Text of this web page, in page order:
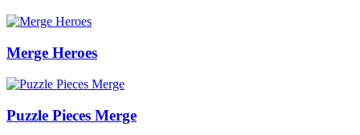
Merge Heroes
Puzzle Pieces Merge